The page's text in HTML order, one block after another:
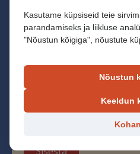
Olen nõus tagasiside
Kasutame küpsiseid teie
parandamiseks ja liikluse
"Nõustun kõigiga", nõustute
Nõustun
Keeldun